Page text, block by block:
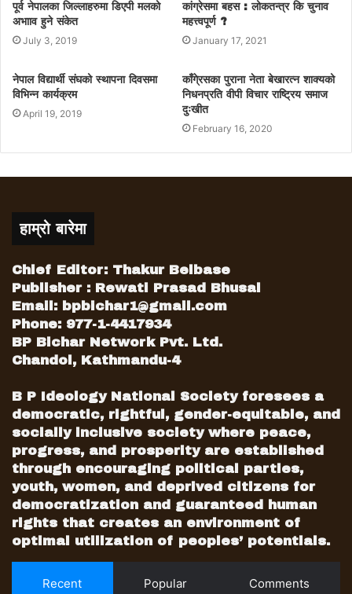
पूर्व नेपालका जिल्लाहरुमा डिएपी मलको
अभााव हुने संकेत
July 3, 2019
कांग्रेसमा बहस : लोकतन्त्र कि चुनाव
महत्त्वपूर्ण ?
January 17, 2021
नेपाल विद्यार्थी संघको स्थापना दिवसमा
विभिन्न कार्यक्रम
April 19, 2019
काँगे्रसका पुराना नेता बेखारत्न शाक्यको
निधनप्रति वीपी विचार राष्ट्रिय समाज
दुःखीत
February 16, 2020
हाम्रो बारेमा
Chief Editor: Thakur Belbase
Publisher : Rewati Prasad Bhusal
Email: bpbichar1@gmail.com
Phone: 977-1-4417934
BP Bichar Network Pvt. Ltd.
Chandol, Kathmandu-4
B P Ideology National Society foresees a
democratic, rightful, gender-equitable, and
socially inclusive society where peace,
progress, and prosperity are established
through encouraging political parties,
youth, women, and deprived citizens for
democratization and guaranteed human
rights that creates an environment of
optimal utilization of peoples’ potentials.
Recent Popular Comments